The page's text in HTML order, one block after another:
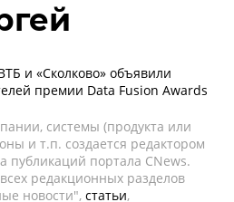
и «Сколково» объявили
премии Data Fusion Awards
системы (продукта или
и т.п. создается редактором
публикаций портала CNews.
редакционных разделов
новости", статьи,